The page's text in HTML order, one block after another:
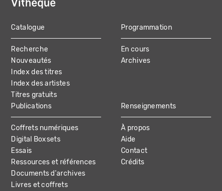
MAIN
NAVIGATION
Catalogue
Recherche
Nouveautés
Index des titres
Index des artistes
Titres gratuits
Programmation
En cours
Archives
Publications
Coffrets numériques
Digital Boxsets
Essais
Ressources et références
Documents d'archives
Livres et coffrets
Renseignements
À propos
Aide
Contact
Crédits